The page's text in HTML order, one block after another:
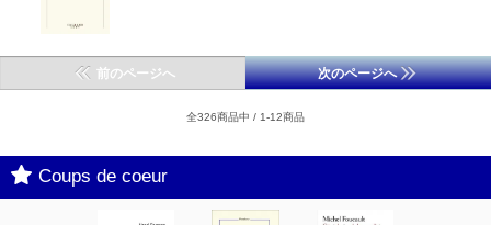
前のページへ 次のページへ
全326商品中 / 1-12商品
Coups de coeur